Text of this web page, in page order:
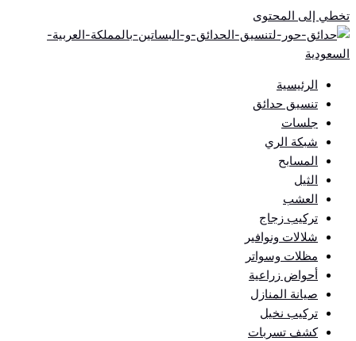
تخطي إلى المحتوى
الرئيسية
تنسيق حدائق
جلسات
شبكة الري
المسابح
الثيل
العشب
تركيب زجاج
شلالات ونوافير
مظلات وسواتر
أحواض زراعية
صيانة المنازل
تركيب نخيل
كشف تسربات